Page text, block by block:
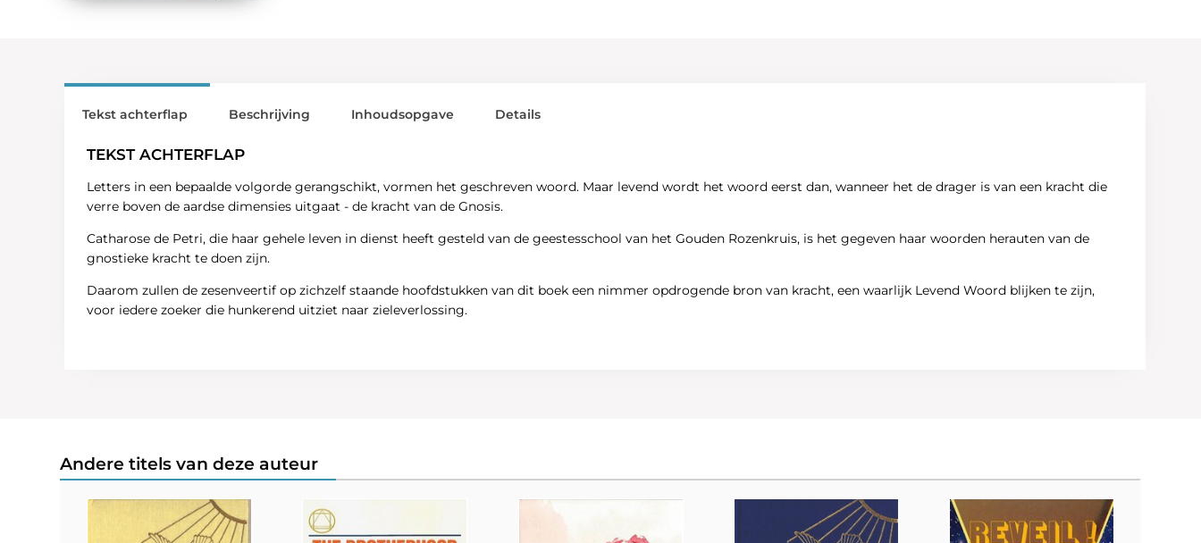
Tekst achterflap
TEKST ACHTERFLAP
Letters in een bepaalde volgorde gerangschikt, vormen het geschreven woord. Maar levend wordt het woord eerst dan, wanneer het de drager is van een kracht die
verre boven de aardse dimensies uitgaat - de kracht van de Gnosis.
Catharose de Petri, die haar gehele leven in dienst heeft gesteld van de geestesschool van het Gouden Rozenkruis, is het gegeven haar woorden herauten van de
gnostieke kracht te doen zijn.
Daarom zullen de zesenveertif op zichzelf staande hoofdstukken van dit boek een nimmer opdrogende bron van kracht, een waarlijk Levend Woord blijken te zijn,
voor iedere zoeker die hunkerend uitziet naar zieleverlossing.
Beschrijving Inhoudsopgave Details
Andere titels van deze auteur